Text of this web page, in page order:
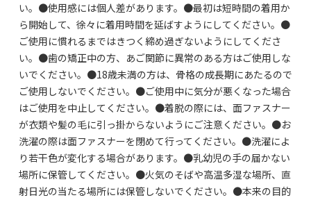
い。●使用感には個人差があります。●最初は短時間の着用か
ら開始して、徐々に着用時間を延ばすようにしてください。●
ご使用に慣れるまではきつく締め過ぎないようにしてくださ
い。●歯の矯正中の方、あご関節に異常のある方はご使用しな
いでください。●18歳未満の方は、骨格の成長期にあたるので
ご使用しないでください。●ご使用中に気分が悪くなった場合
はご使用を中止してください。●着脱の際には、面ファスナー
が衣類や髪の毛に引っ掛からないようにご注意ください。●お
洗濯の際は面ファスナーを閉めて行ってください。●洗濯によ
り若干色が変化する場合があります。●乳幼児の手の届かない
場所に保管してください。●火気のそばや高温多湿な場所、直
射日光の当たる場所には保管しないでください。●本来の目的